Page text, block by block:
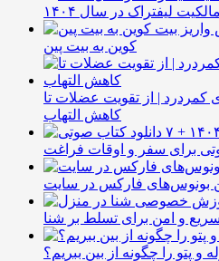
لیفتراک در سال ۱۴۰۴
کوین به بیت پین
کمردرد | از تقویت عضلات تا
کاهش التهاب
۷ کتاب صوتی برای تابستان ۱۴۰۴ +
برای سفر و اوقات فراغت
و امن برای تسلط بر شنا
و پتو را چگونه از بین ببریم؟